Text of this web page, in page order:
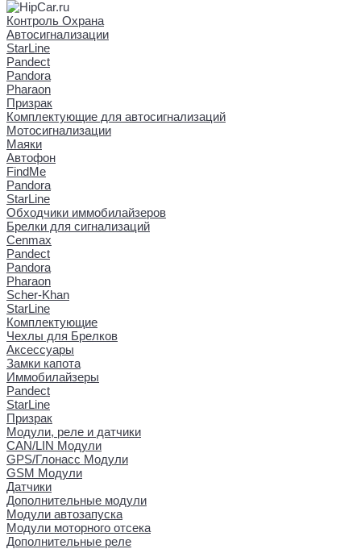
Контроль Охрана
Автосигнализации
StarLine
Pandect
Pandora
Pharaon
Призрак
Комплектующие для автосигнализаций
Мотосигнализации
Маяки
Автофон
FindMe
Pandora
StarLine
Обходчики иммобилайзеров
Брелки для сигнализаций
Cenmax
Pandect
Pandora
Pharaon
Scher-Khan
StarLine
Комплектующие
Чехлы для Брелков
Аксессуары
Замки капота
Иммобилайзеры
Pandect
StarLine
Призрак
Модули, реле и датчики
CAN/LIN Модули
GPS/Глонасс Модули
GSM Модули
Датчики
Дополнительные модули
Модули автозапуска
Модули моторного отсека
Дополнительные реле